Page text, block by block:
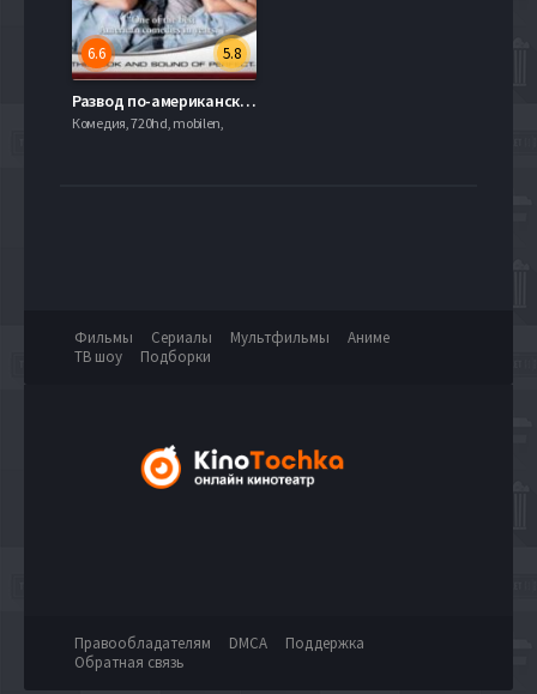
5.8
6.6
Развод по-американски (2006)
Комедия, 720hd, mobilen,
Фильмы Сериалы Мультфильмы
Аниме
ТВ шоу
Подборки
Правообладателям DMCA
Поддержка
Обратная связь